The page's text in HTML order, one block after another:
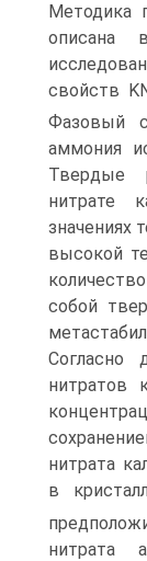
Методика
описана
свойств
Фазовый
аммония
Твердые
нитрате
значениях
высокой
собой
Согласно
нитратов
нитрата
в
нитрата